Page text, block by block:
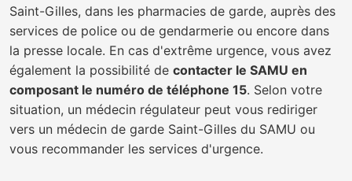
Saint-Gilles, dans les pharmacies de garde, auprès des
services de police ou de gendarmerie ou encore dans
la presse locale. En cas d'extrême urgence, vous avez
également la possibilité de contacter le SAMU en
composant le numéro de téléphone 15. Selon votre
situation, un médecin régulateur peut vous rediriger
vers un médecin de garde Saint-Gilles du SAMU ou
vous recommander les services d'urgence.